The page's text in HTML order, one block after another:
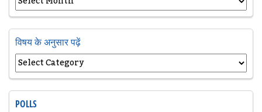
विषय के अनुसार पढ़ें
POLLS